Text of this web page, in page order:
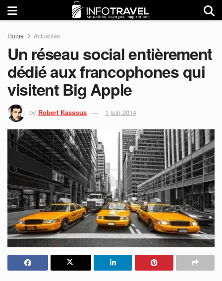
Home Actualités
Un réseau social entièrement
dédié aux francophones qui
visitent Big Apple
by Robert Kassous 1 juin 2014